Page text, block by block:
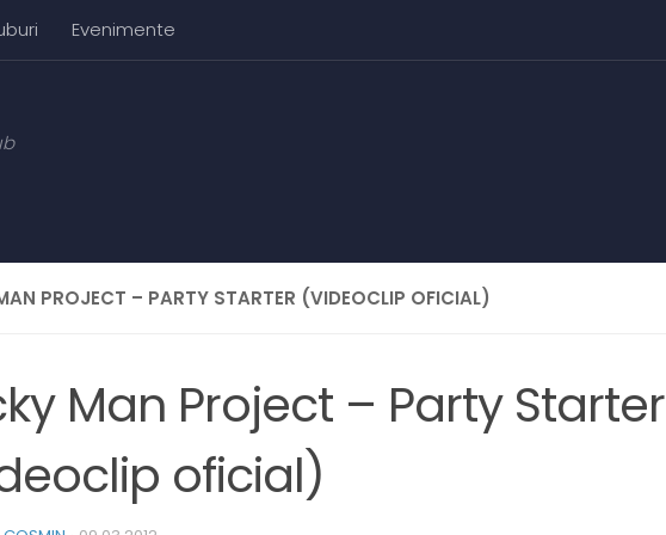
Evenimente
PROJECT – PARTY STARTER (VIDEOCLIP OFICIAL)
Man Project – Party Starter
oficial)